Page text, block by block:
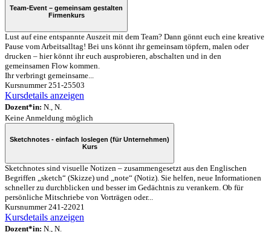
Team-Event – gemeinsam gestalten
Firmenkurs
Lust auf eine entspannte Auszeit mit dem Team? Dann gönnt euch eine kreative
Pause vom Arbeitsalltag! Bei uns könnt ihr gemeinsam töpfern, malen oder
drucken – hier könnt ihr euch ausprobieren, abschalten und in den
gemeinsamen Flow kommen.
Ihr verbringt gemeinsame...
Kursnummer 251-25503
Kursdetails anzeigen
Dozent*in: N., N.
Keine Anmeldung möglich
Sketchnotes - einfach loslegen (für Unternehmen)
Kurs
Sketchnotes sind visuelle Notizen – zusammengesetzt aus den Englischen
Begriffen „sketch“ (Skizze) und „note“ (Notiz). Sie helfen, neue Informationen
schneller zu durchblicken und besser im Gedächtnis zu verankern. Ob für
persönliche Mitschriebe von Vorträgen oder...
Kursnummer 241-22021
Kursdetails anzeigen
Dozent*in: N., N.